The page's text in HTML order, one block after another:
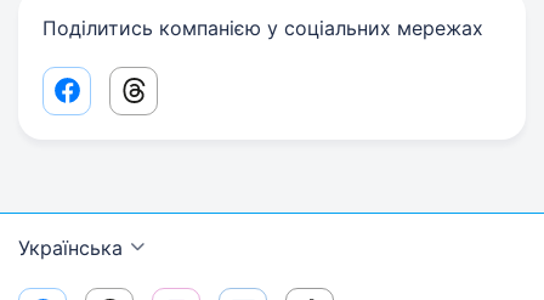
Поділитись компанією у соціальних мережах
Facebook share link
Threads share link
Українська